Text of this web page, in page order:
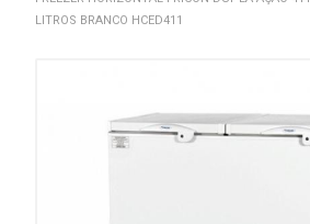
LITROS BRANCO HCED411